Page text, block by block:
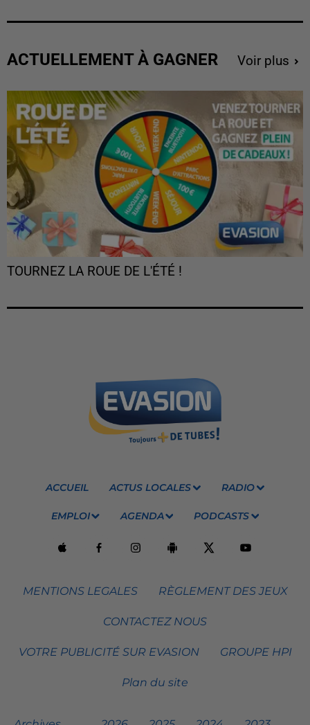
ACTUELLEMENT À GAGNER Voir plus
TOURNEZ LA ROUE DE L'ÉTÉ !
ACCUEIL ACTUS LOCALES RADIO
EMPLOI AGENDA PODCASTS
MENTIONS LEGALES RÈGLEMENT DES JEUX
CONTACTEZ NOUS
VOTRE PUBLICITÉ SUR EVASION GROUPE HPI
Plan du site